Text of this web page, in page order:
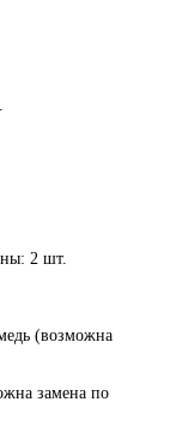
2 шт.
(возможна
замена по